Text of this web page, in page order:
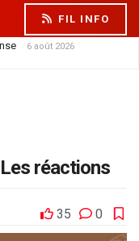
FIL INFO
6 août 2026
réactions
35 0